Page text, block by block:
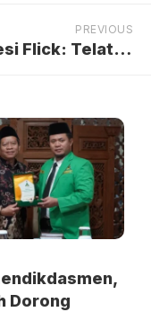
PREVIOUS
Tangan Besi Flick: Telat 10 Menit, Didenda Rp 792 Juta
Dorong